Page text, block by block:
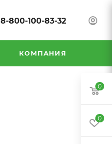
8-800-100-83-32
КОМПАНИЯ
0
0